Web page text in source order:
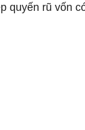
quyến rũ vốn